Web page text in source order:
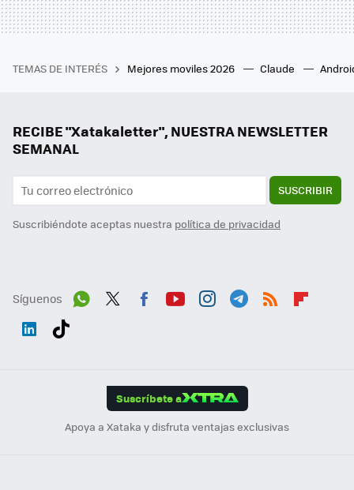
TEMAS DE INTERÉS Mejores moviles 2026 Claude
RECIBE "Xatakaletter", NUESTRA NEWSLETTER
SEMANAL
SUSCRIBIR
Suscribiéndote aceptas nuestra política de privacidad
Síguenos
Suscríbete a
Apoya a Xataka y disfruta ventajas exclusivas